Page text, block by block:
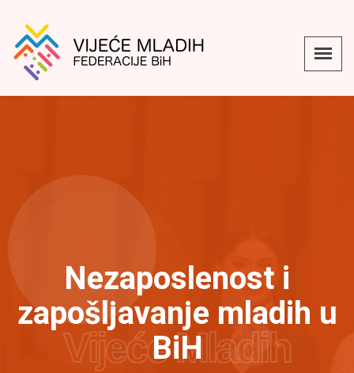
Nezaposlenost i
zapošljavanje mladih u
BiH
Vijeće Mladih